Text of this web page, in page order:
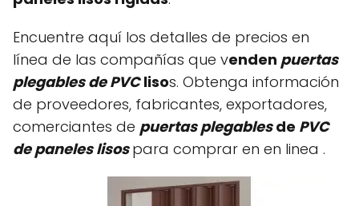
Encuentre aquí los detalles de precios en
línea de las compañías que venden puertas
plegables de PVClisos. Obtenga información
de proveedores, fabricantes, exportadores,
comerciantes de puertas plegablesde PVC
de paneles lisos para comprar en en linea .